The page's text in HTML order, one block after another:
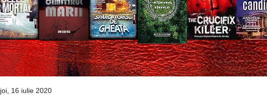
joi, 16 iulie 2020